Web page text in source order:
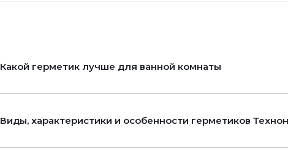
Какой герметик лучше для ванной комнаты
Виды, характеристики и особенности герметиков